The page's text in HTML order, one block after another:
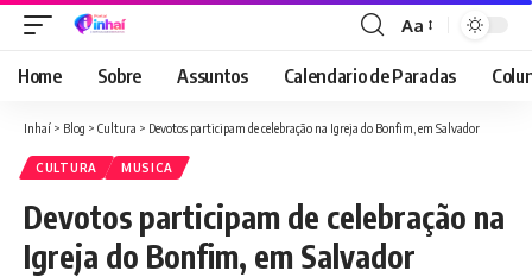
Font
Resizer
Aa
Home Sobre Assuntos Calendario de Paradas
Inhaí > Blog > Cultura > Devotos participam de celebração na Igreja do Bonfim, em Salvador
CULTURA MUSICA
Devotos participam de celebração na
Igreja do Bonfim, em Salvador